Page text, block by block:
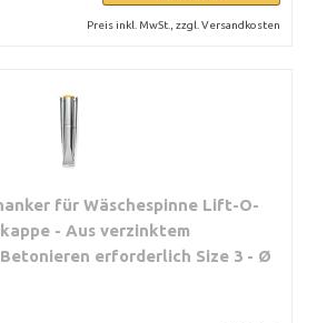
Preis inkl. MwSt., zzgl. Versandkosten
für Wäschespinne Lift-O-
- Aus verzinktem
erforderlich Size 3 - Ø